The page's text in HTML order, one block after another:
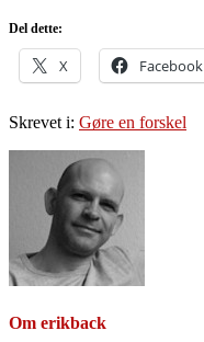
Del dette:
X Facebook
Skrevet i: Gøre en forskel
Om erikback